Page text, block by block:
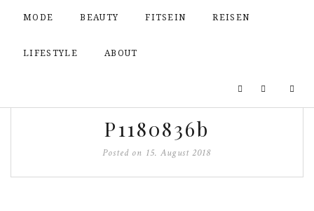
MODE BEAUTY FITSEIN REISEN
LIFESTYLE ABOUT
P1180836b
Posted on 15. August 2018